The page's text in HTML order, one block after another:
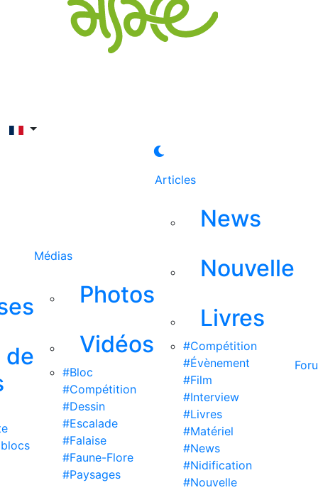
de
Médias
Photos
Vidéos
#Bloc
#Compétition
#Dessin
#Escalade
#Falaise
#Faune-Flore
#Paysages
Articles
News
Nouvelle
Livres
#Compétition
#Évènement
#Film
#Interview
#Livres
#Matériel
#News
#Nidification
#Nouvelle